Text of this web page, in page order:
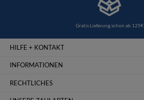
Gratis Lieferung schon ab 125€
HILFE + KONTAKT
INFORMATIONEN
RECHTLICHES